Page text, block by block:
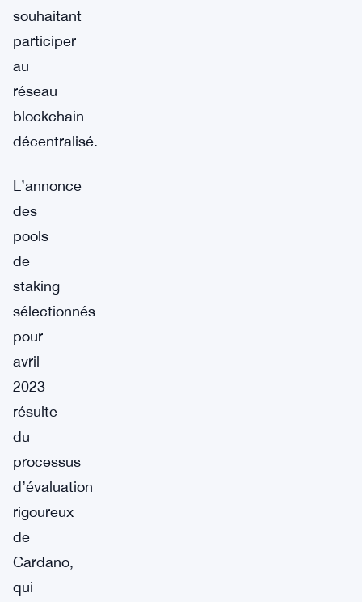
souhaitant
participer
au
réseau
blockchain
décentralisé.
L’annonce
des
pools
de
staking
sélectionnés
pour
avril
2023
résulte
du
processus
d’évaluation
rigoureux
de
Cardano,
qui